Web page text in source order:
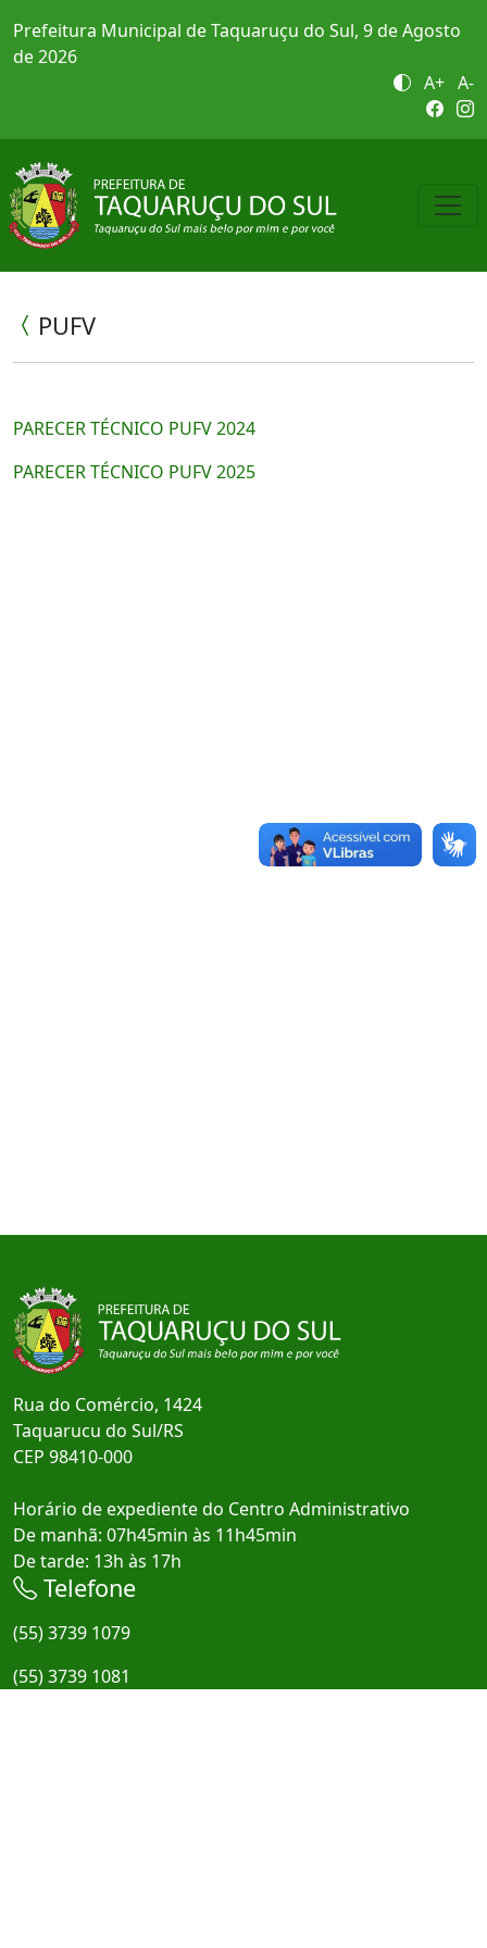
Prefeitura Municipal de Taquaruçu do Sul, 9 de Agosto
de 2026
A+ A-
PUFV
PARECER TÉCNICO PUFV 2024
PARECER TÉCNICO PUFV 2025
Rua do Comércio, 1424
Taquarucu do Sul/RS
CEP 98410-000
Horário de expediente do Centro Administrativo
De manhã: 07h45min às 11h45min
De tarde: 13h às 17h
Telefone
(55) 3739 1079
(55) 3739 1081